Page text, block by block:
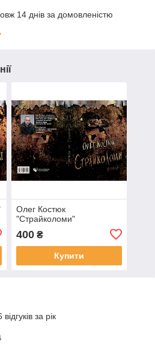
14 днів за домовленістю
Олег Костюк
"Страйколоми"
400₴
Купити
за рік